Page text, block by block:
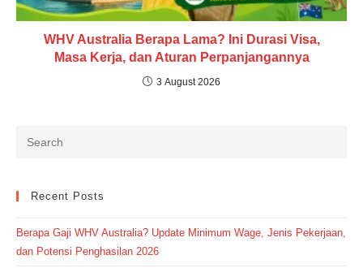
WHV Australia Berapa Lama? Ini Durasi Visa,
Masa Kerja, dan Aturan Perpanjangannya
3 August 2026
Recent Posts
Berapa Gaji WHV Australia? Update Minimum Wage, Jenis Pekerjaan,
dan Potensi Penghasilan 2026